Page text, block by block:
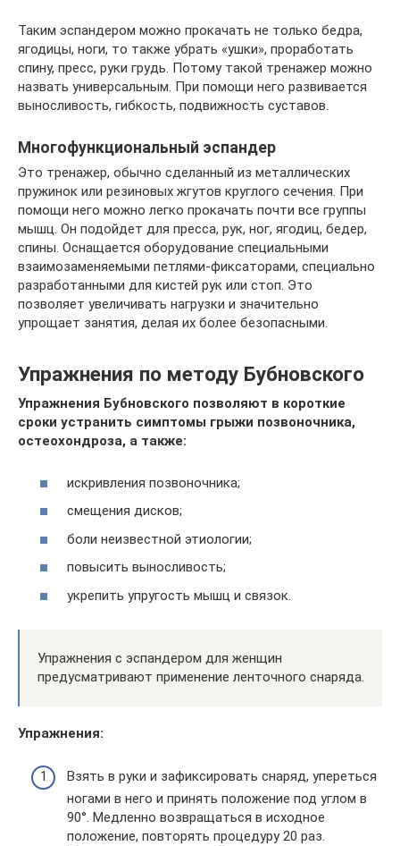
Таким эспандером можно прокачать не только бедра,
ягодицы, ноги, то также убрать «ушки», проработать
спину, пресс, руки грудь. Потому такой тренажер можно
назвать универсальным. При помощи него развивается
выносливость, гибкость, подвижность суставов.
Многофункциональный эспандер
Это тренажер, обычно сделанный из металлических
пружинок или резиновых жгутов круглого сечения. При
помощи него можно легко прокачать почти все группы
мышц. Он подойдет для пресса, рук, ног, ягодиц, бедер,
спины. Оснащается оборудование специальными
взаимозаменяемыми петлями-фиксаторами, специально
разработанными для кистей рук или стоп. Это
позволяет увеличивать нагрузки и значительно
упрощает занятия, делая их более безопасными.
Упражнения по методу Бубновского
Упражнения Бубновского позволяют в короткие
сроки устранить симптомы грыжи позвоночника,
остеохондроза, а также:
искривления позвоночника;
смещения дисков;
боли неизвестной этиологии;
повысить выносливость;
укрепить упругость мышц и связок.
Упражнения с эспандером для женщин
предусматривают применение ленточного снаряда.
Упражнения:
Взять в руки и зафиксировать снаряд, упереться
ногами в него и принять положение под углом в
90°. Медленно возвращаться в исходное
положение, повторять процедуру 20 раз.